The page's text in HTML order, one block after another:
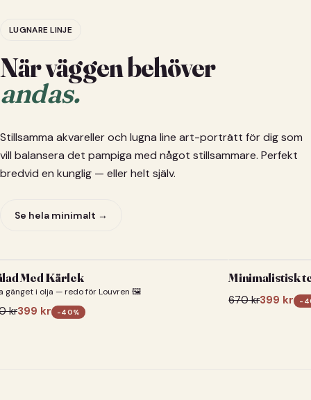
LUGNARE LINJE
När väggen behöver
andas.
Stillsamma akvareller och lugna line art-porträtt för dig som
vill balansera det pampiga med något stillsammare. Perfekt
bredvid en kunglig — eller helt själv.
Se hela minimalt →
Med Kärlek
gänget i olja — redo för Louvren 🖼️
kr399 kr -40%
Minimalistisk
670kr399 kr -